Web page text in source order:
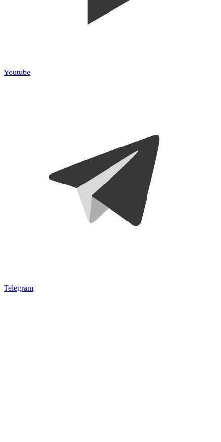
Youtube
Telegram